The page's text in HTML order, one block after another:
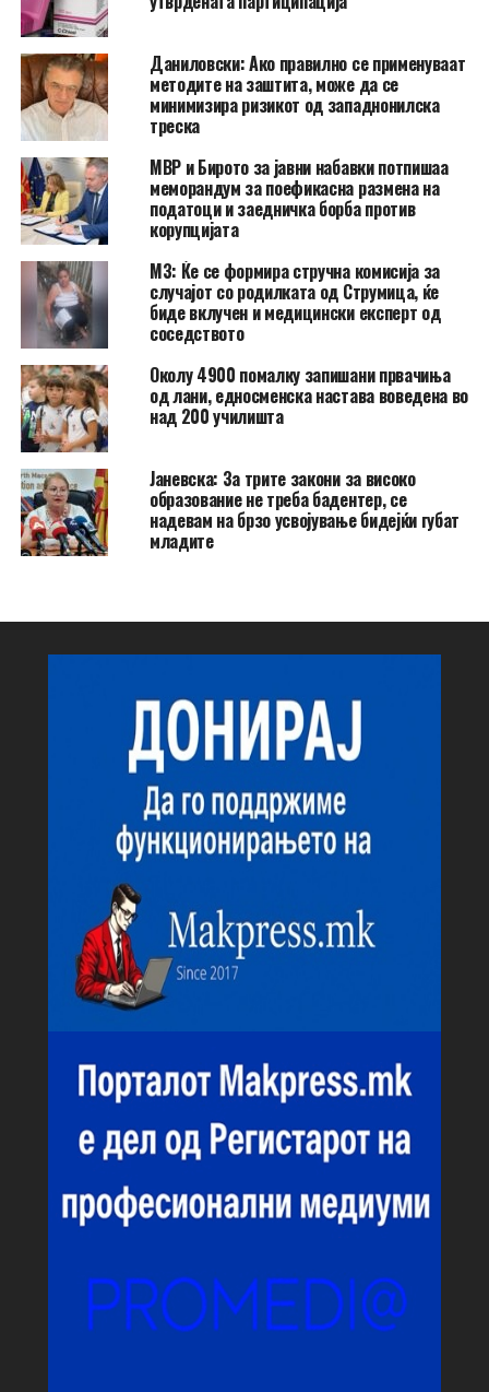
Даниловски: Ако правилно се применуваат
методите на заштита, може да се
минимизира ризикот од западнонилска
треска
МВР и Бирото за јавни набавки потпишаа
меморандум за поефикасна размена на
податоци и заедничка борба против
корупцијата
МЗ: Ќе се формира стручна комисија за
случајот со родилката од Струмица, ќе
биде вклучен и медицински експерт од
соседството
Околу 4900 помалку запишани првачиња
од лани, едносменска настава воведена во
над 200 училишта
Јаневска: За трите закони за високо
образование не треба бадентер, се
надевам на брзо усвојување бидејќи губат
младите